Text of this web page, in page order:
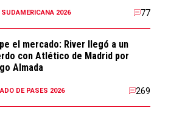
SUDAMERICANA 2026 77
el mercado: River llegó a un
con Atlético de Madrid por
Almada
DE PASES 2026 269